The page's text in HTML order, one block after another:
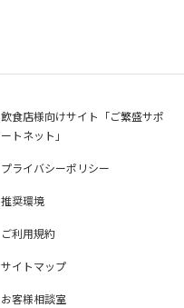
飲食店様向けサイト「ご繁盛サポ
ートネット」
プライバシーポリシー
推奨環境
ご利用規約
サイトマップ
お客様相談室